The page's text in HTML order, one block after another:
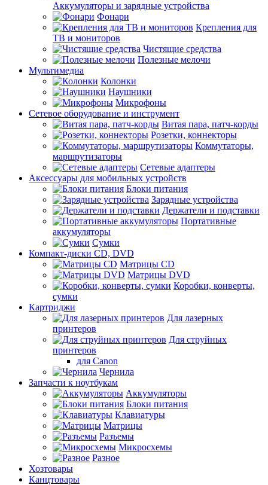
Аккумуляторы и зарядные устройства
Фонари
Крепления для
ТВ и мониторов
Чистящие средства
Полезные мелочи
Мультимедиа
Колонки
Наушники
Микрофоны
Сетевое оборудование и инструмент
Витая пара, патч-корды
Розетки, коннекторы
Коммутаторы,
маршрутизаторы
Сетевые адаптеры
Аксессуары для мобильных устройств
Блоки питания
Зарядные устройства
Держатели и подставки
Портативные
аккумуляторы
Сумки
Компакт-диски CD, DVD
Матрицы CD
Матрицы DVD
Коробки, конверты,
сумки
Картриджи
Для лазерных
принтеров
Для струйных
принтеров
для Canon
Чернила
Запчасти к ноутбукам
Аккумуляторы
Блоки питания
Клавиатуры
Матрицы
Разъемы
Микросхемы
Разное
Хозтовары
Канцтовары